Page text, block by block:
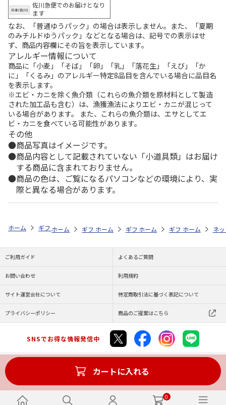
0
佐川急便でのお届けとなり
ます
なお、「普通ゆうパック」の場合は表示しません。また、「夏期
のみチルドゆうパック」などとなる場合は、記号での表示はせ
ず、商品内容欄にその旨を表示しています。
アレルギー情報について
商品に「小麦」「そば」「卵」「乳」「落花生」「えび」「か
に」「くるみ」のアレルギー特定8品目を含んでいる場合に品目名
を表示します。
※エビ・カニを除く魚介類（これらの魚介類を原材料として製造
された加工品も含む）は、漁獲漁法によりエビ・カニが混じって
いる場合があります。 また、これらの魚介類は、エサとしてエ
ビ・カニを食べている可能性があります。
その他
商品写真はイメージです。
商品内容として記載されていない「小道具類」はお届け
する商品に含まれておりません。
商品の色は、ご覧になるパソコンなどの環境により、実
際と異なる場合があります。
カートに入れる
ホーム ギフト通販 内祝い・お返し 法要・香典返し きき湯入浴
ホーム ギフト通販 内祝い・お返し 法要・香典返し
ホーム ギフト通販 お祝い・贈りもの
ホーム ギフト通販 商
ホーム ネ
ご利用ガイド よくあるご質問
お問い合わせ 利用規約
サイト運営会社について 特定商取引法に基づく表記について
プライバシーポリシー 商品のご提案はこちら
SNSでお得な情報発信中
Copyright (C) JAPAN POST Co.,Ltd. All Rights Reserved.